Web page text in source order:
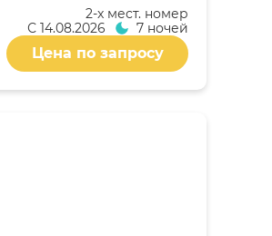
2-x мест. номер
С 14.08.2026 7 ночей
Цена по запросу